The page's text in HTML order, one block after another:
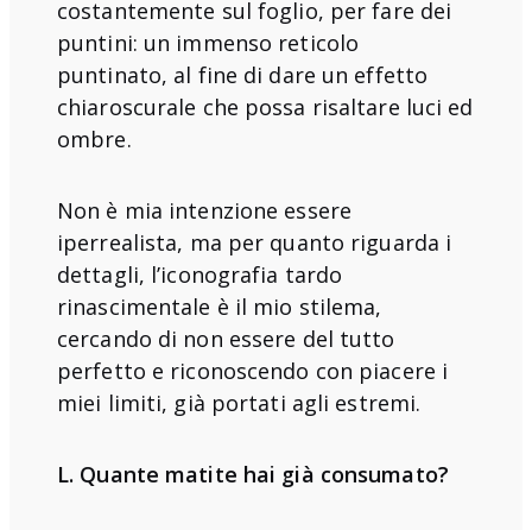
costantemente sul foglio, per fare dei
puntini: un immenso reticolo
puntinato, al fine di dare un effetto
chiaroscurale che possa risaltare luci ed
ombre.
Non è mia intenzione essere
iperrealista, ma per quanto riguarda i
dettagli, l’iconografia tardo
rinascimentale è il mio stilema,
cercando di non essere del tutto
perfetto e riconoscendo con piacere i
miei limiti, già portati agli estremi.
L. Quante matite hai già consumato?